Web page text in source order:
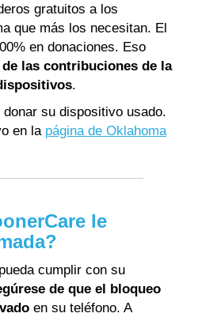
gratuitos a los
que más los necesitan. El
en donaciones. Eso
de las contribuciones de la
.
su dispositivo usado.
en la página de Oklahoma
le
cumplir con su
de que el bloqueo
en su teléfono. A